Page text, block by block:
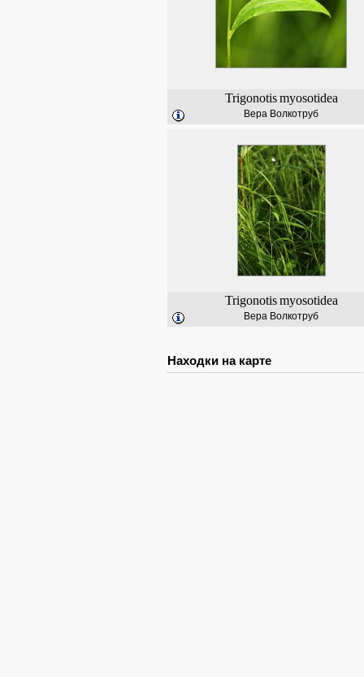
Trigonotis myosotidea
Вера Волкотруб
Trigonotis myosotidea
Вера Волкотруб
Находки на карте